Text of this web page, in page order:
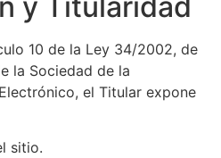
10 de la Ley 34/2002, de
la Sociedad de la
el Titular expone
sitio.